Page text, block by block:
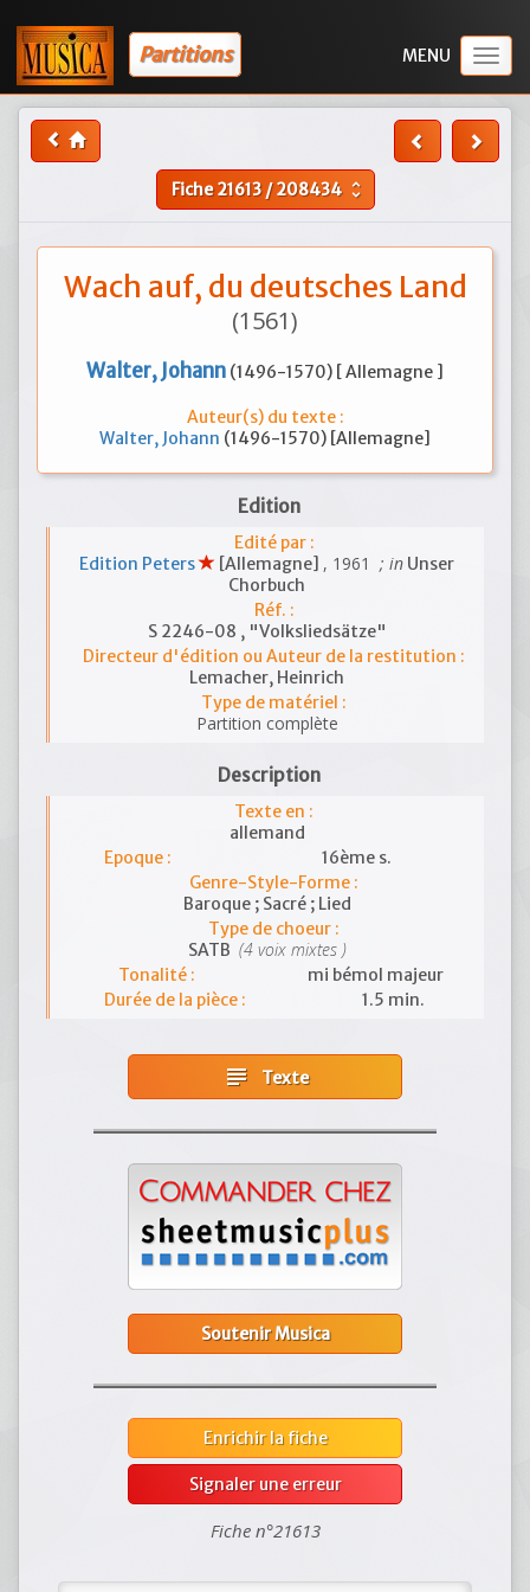
Partitions
Fiche21613/208434 unfold_more
Wach auf, du deutsches Land
(1561)
Walter, Johann (1496-1570) [ Allemagne ]
Auteur(s) du texte :
Walter, Johann (1496-1570) [Allemagne]
Edition
Edité par :
Edition Peters
[Allemagne] , 1961 ; in Unser
Chorbuch
Réf. :
S 2246-08 , "Volksliedsätze"
Directeur d'édition ou Auteur de la restitution :
Lemacher, Heinrich
Type de matériel :
Partition complète
Description
Texte en :
allemand
Epoque :
16ème s.
Genre-Style-Forme :
Baroque ; Sacré ; Lied
Type de choeur :
SATB (4 voix mixtes )
Tonalité :
mi bémol majeur
Durée de la pièce :
1.5 min.
subject Texte
Soutenir Musica
Enrichir la fiche
Signaler une erreur
Fiche n°21613